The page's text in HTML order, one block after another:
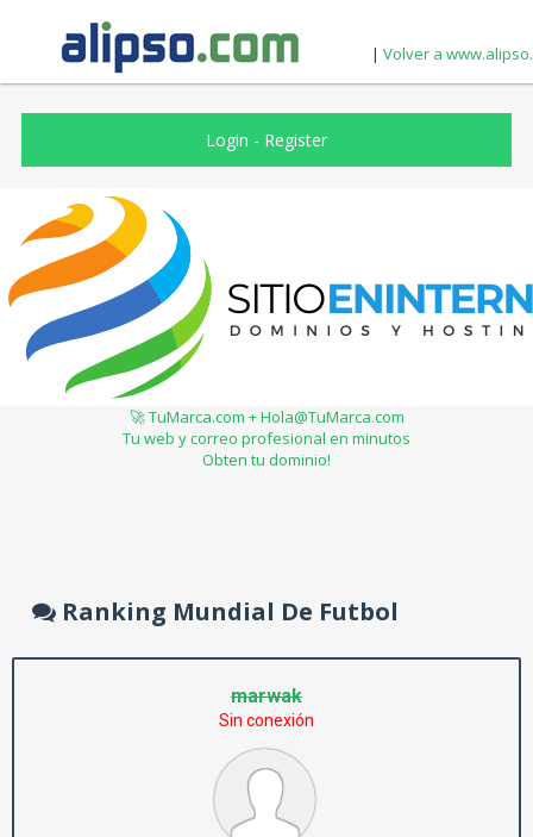
| Volver a
Login - Register
🚀 TuMarca.com + Hola@TuMarca.com
Tu web y correo profesional en minutos
Obten tu dominio!
Ranking Mundial De Futbol
marwak
Sin conexión